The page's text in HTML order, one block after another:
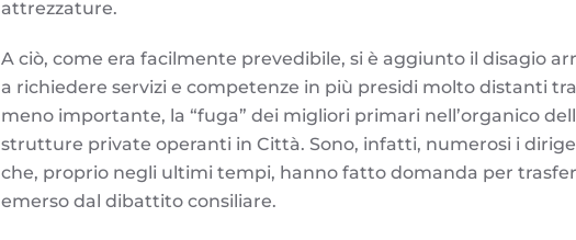
attrezzature.
A ciò, come era facilmente prevedibile, si è aggiunto il disagio
a richiedere servizi e competenze in più presidi molto distanti
meno importante, la “fuga” dei migliori primari nell’organico
strutture private operanti in Città. Sono, infatti, numerosi i
che, proprio negli ultimi tempi, hanno fatto domanda per
emerso dal dibattito consiliare.